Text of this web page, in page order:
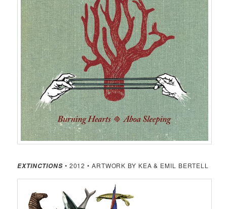
EXTINCTIONS• 2012 • ARTWORK BY KEA & EMIL BERTELL